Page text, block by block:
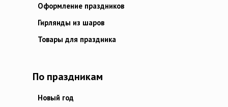
Оформление праздников
Гирлянды из шаров
Товары для праздника
По праздникам
Новый год